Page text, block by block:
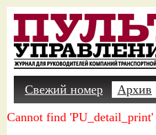
Свежий номер Архив
Cannot find